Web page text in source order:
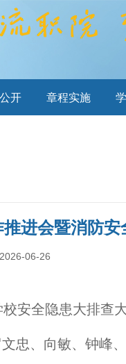
开 章程实施
进会暨消防
2026-06-26
安全隐患大排查
忠、向敏、钟峰